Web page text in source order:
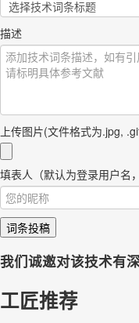
描述
上传图片(文件格式为.jpg,
填表人（默认为登录用户名
词条投稿
我们诚邀对该技术有
工匠推荐